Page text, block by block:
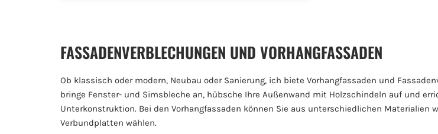
FASSADENVERBLECHUNGEN UND VORHANGFASSADEN
Ob klassisch oder modern, Neubau oder Sanierung, ich biete Vorhangfassaden und
bringe Fenster- und Simsbleche an, hübsche Ihre Außenwand mit Holzschindeln auf und
Unterkonstruktion. Bei den Vorhangfassaden können Sie aus unterschiedlichen Materialien
Verbundplatten wählen.